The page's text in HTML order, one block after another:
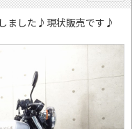
ました♪現状販売です♪